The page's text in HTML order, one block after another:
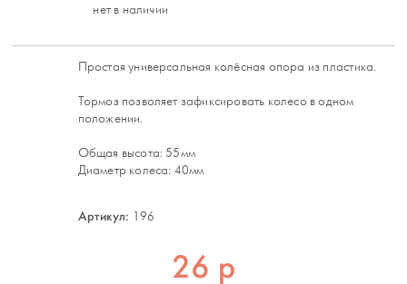
нет в наличии
Простая универсальная колёсная опора из пластика.
Тормоз позволяет зафиксировать колесо в одном
положении.
Общая высота: 55мм
Диаметр колеса: 40мм
Артикул: 196
26 р